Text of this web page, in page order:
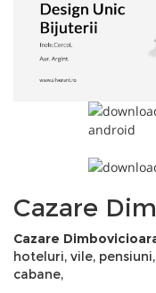
Cazare
Cazare
hoteluri, vile,
cabane,